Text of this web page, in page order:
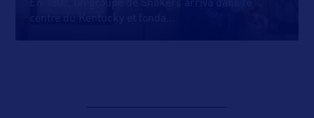
En 1805, un groupe de Shakers arriva dans le